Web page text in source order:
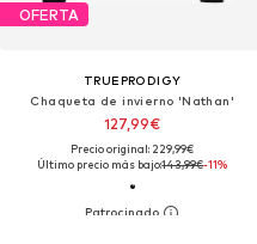
OFERTA
TRUEPRODIGY
Chaqueta de invierno 'Nathan'
127,99€
Precio original: 229,99€
Último precio más bajo:143,99€-11%